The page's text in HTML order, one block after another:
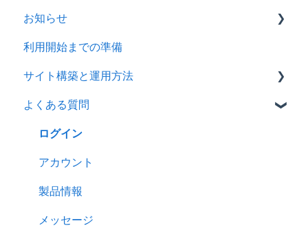
お知らせ
2026年
2025年
2024年
利用開始までの準備
サイト構築と運用方法
会社情報を登録する
製品ページ登録の準備をする
製品ページを登録する
バイヤーからのメッセージに返信する
RFQを使ってバイヤーに売り込む
よくある質問
ログイン
アカウント
製品情報
メッセージ